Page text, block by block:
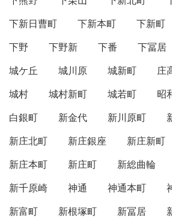
下新日曹町
下新本町 下新町
下野
下野新 下番 下冨居
城ケ丘
城川原 城新町 庄
城村
城村新町 城若町
昭
白銀町
新金代 新川原町
新庄北町
新庄銀座 新庄新町
新庄本町
新庄町 新総曲輪
新千原崎
神通 神通本町
新富町
新根塚町 新冨居